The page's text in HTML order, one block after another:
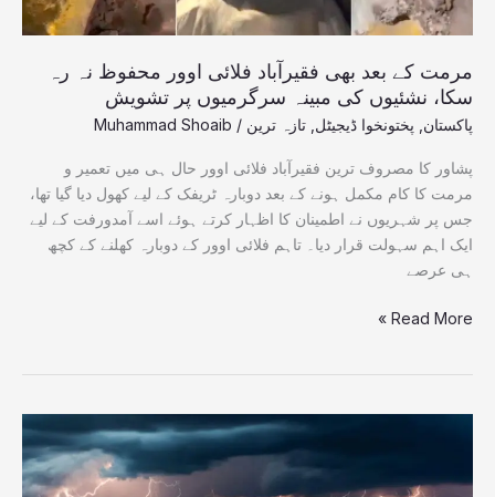
مرمت کے بعد بھی فقیرآباد فلائی اوور محفوظ نہ رہ
سکا، نشئیوں کی مبینہ سرگرمیوں پر تشویش
پاکستان پختونخوا ڈیجیٹل تازہ ترین /
Muhammad Shoaib
پشاور کا مصروف ترین فقیرآباد فلائی اوور حال ہی میں تعمیر و
مرمت کا کام مکمل ہونے کے بعد دوبارہ ٹریفک کے لیے کھول دیا گیا تھا،
جس پر شہریوں نے اطمینان کا اظہار کرتے ہوئے اسے آمدورفت کے لیے
ایک اہم سہولت قرار دیا۔ تاہم فلائی اوور کے دوبارہ کھلنے کے کچھ
ہی عرصے
سکا،
نشئیوں
مبینہ
سرگرمیوں
پر
تشویش
Read More »